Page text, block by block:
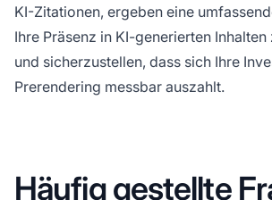
KI-Zitationen, ergeben eine
Ihre Präsenz in KI-generierten
und sicherzustellen, dass sich Ihre
Prerendering messbar auszahlt.
Häufig gestellte